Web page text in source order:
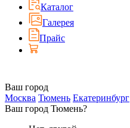
Каталог
Галерея
Прайс
Ваш город
Москва Тюмень Екатеринбург
Ваш город Тюмень?